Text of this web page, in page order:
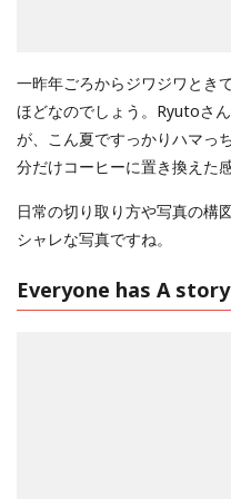
一昨年ごろからジワジワとき
ほどなのでしょう。Ryutoさ
が、こん夏ですっかりハマっ
分だけコーヒーに置き換えた
日常の切り取り方や写真の構
シャレな写真ですね。
Everyone has A story